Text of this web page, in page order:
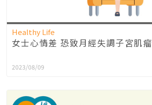
Healthy Life
女士心情差 恐致月經失調子宮肌瘤
2023/08/09